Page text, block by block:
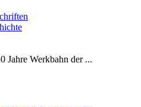
Jahre Werkbahn der ...